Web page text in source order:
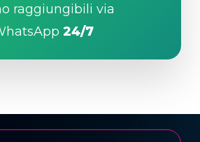
raggiungibili via
24/7